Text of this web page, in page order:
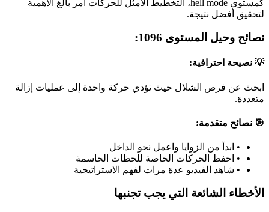
كمستوى hell mode، التخطيط الأمثل للحركات أمر بالغ الأهمية
لتحقيق أفضل نتيجة.
نصائح وحيل المستوى 1096:
💡 نصيحة احترافية:
ابحث عن فرص الشلال حيث تؤدي حركة واحدة إلى عمليات إزالة
متعددة.
🎯 نصائح متقدمة:
• ابدأ من الزوايا واعمل نحو الداخل
• احفظ الحركات الخاصة للحظات الحاسمة
• شاهد الفيديو عدة مرات لفهم الاستراتيجية
الأخطاء الشائعة التي يجب تجنبها